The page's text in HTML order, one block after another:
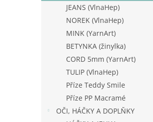
JEANS (VlnaHep)
NOREK (VlnaHep)
MINK (YarnArt)
BETYNKA (žinylka)
CORD 5mm (YarnArt)
TULIP (VlnaHep)
Příze Teddy Smile
Příze PP Macramé
OČI, HÁČKY A DOPLŇKY